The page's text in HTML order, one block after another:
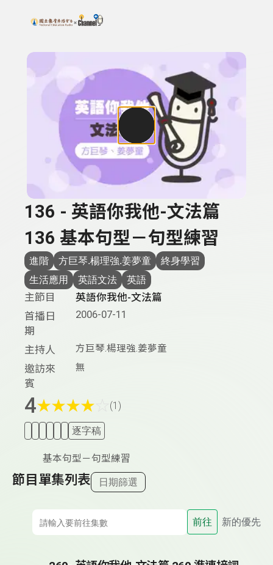
上方功能區塊
搜尋關鍵字：可輸入節目名稱、主持人或關鍵字
136 - 英語你我他-文法篇
136 基本句型－句型練習
進階 方巨琴.楊理強.姜夢童
終身學習
生活應用
英語文法 英語
主節目
英語你我他-文法篇
首播日
期
2006-07-11
主持人 方巨琴.楊理強.姜夢童
邀訪來
賓
無
4★★★★ (1)
逐字稿
基本句型－句型練習
節目單集列表 日期篩選
前往 新的優先